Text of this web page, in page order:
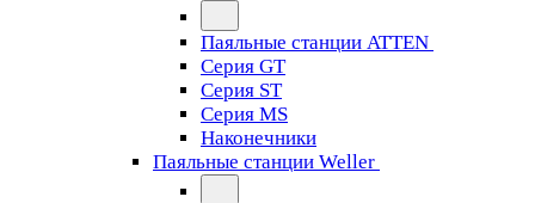
Паяльные станции ATTEN
Серия GT
Серия ST
Серия MS
Наконечники
Паяльные станции Weller